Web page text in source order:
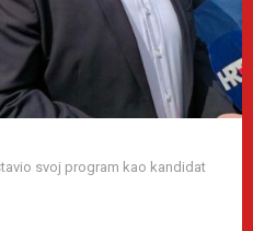
svoj program kao kandidat